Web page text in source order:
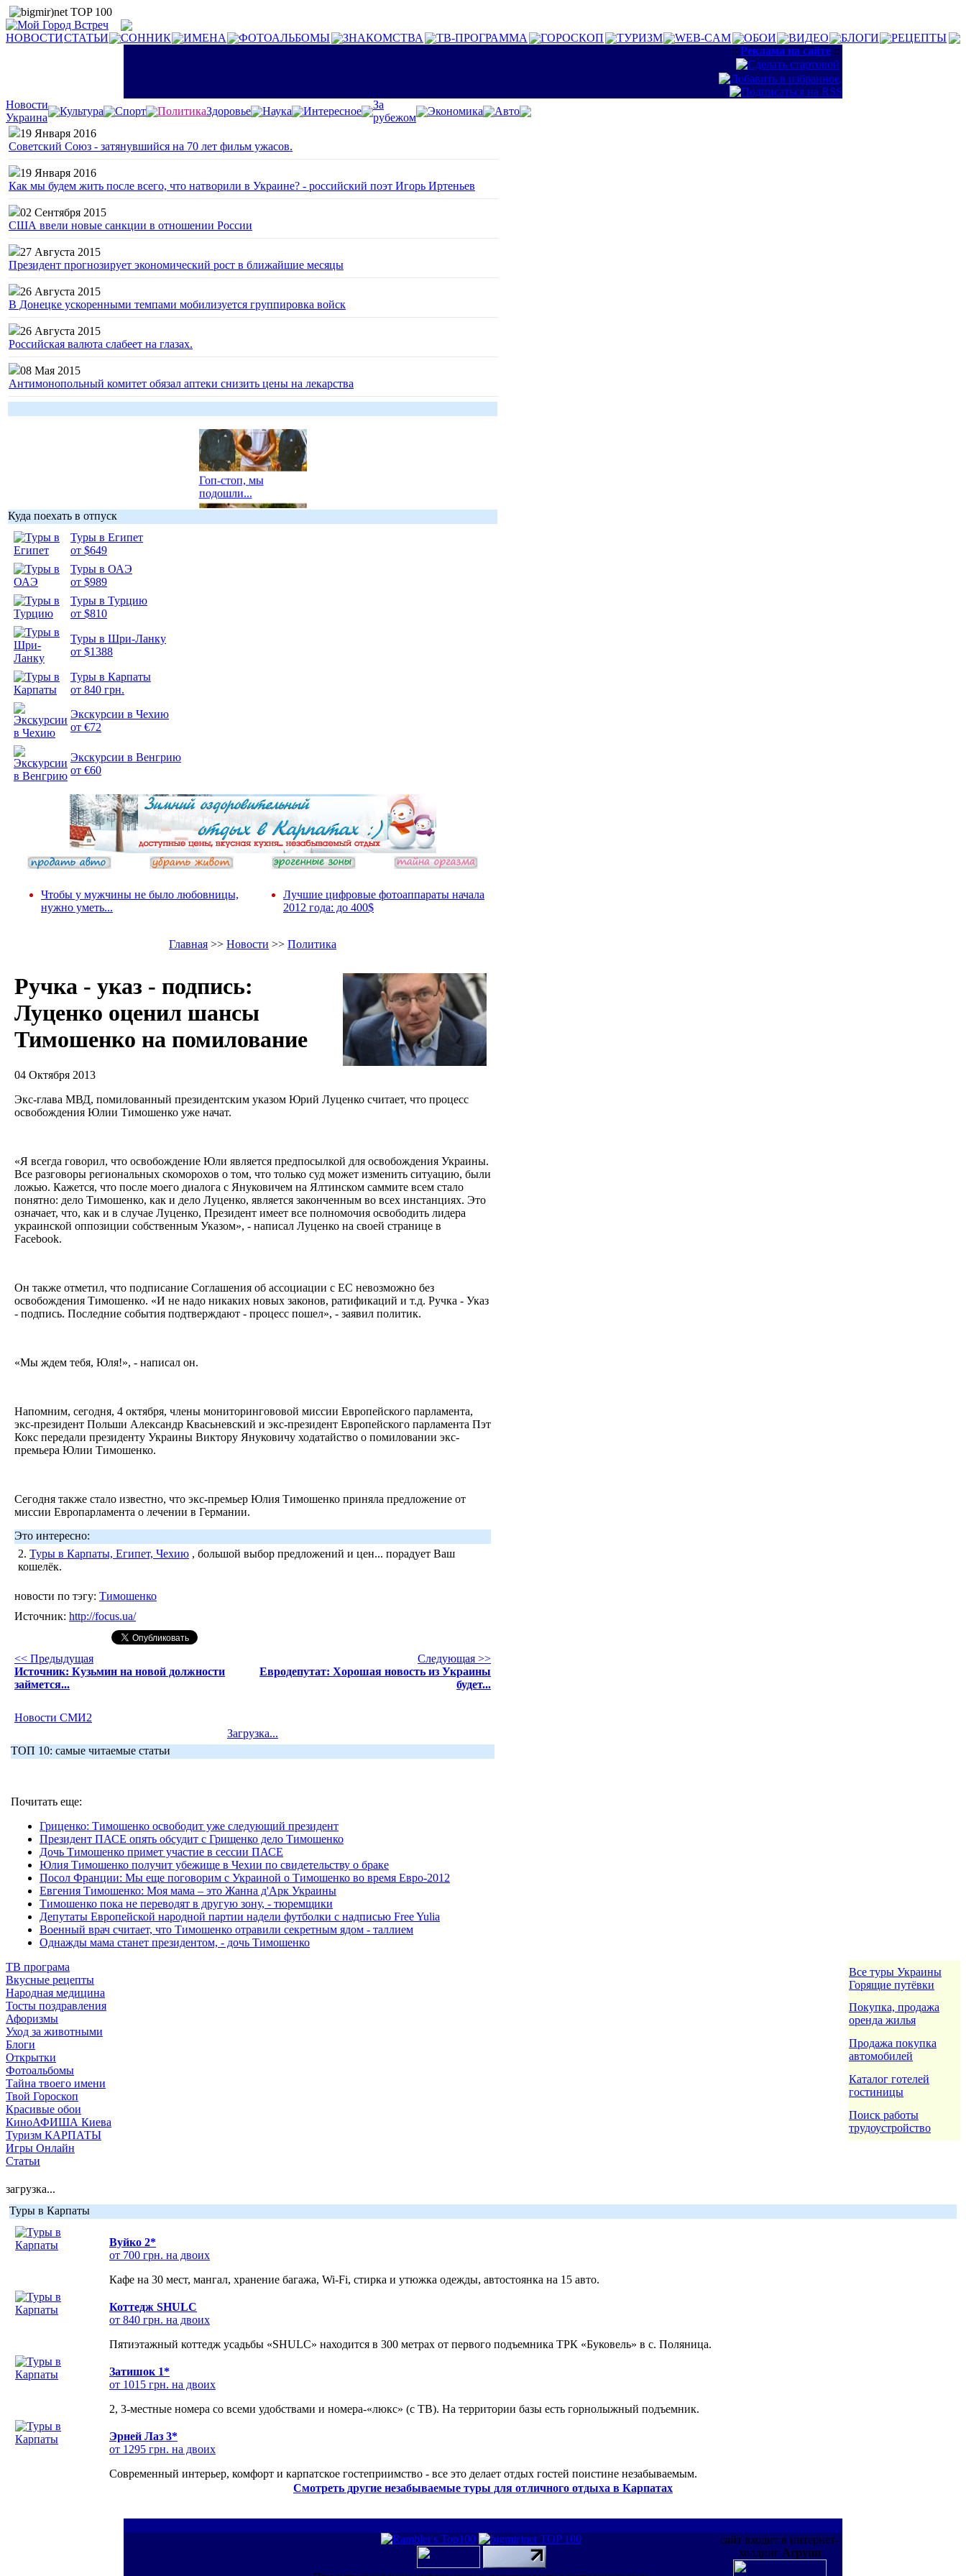
НОВОСТИСТАТЬИ СОННИК ИМЕНА ФОТОАЛЬБОМЫ ЗНАКОМСТВА ТВ-ПРОГРАММА ГОРОСКОП ТУРИЗМ WEB-CAM ОБОИ ВИДЕО БЛОГИ
РЕЦЕПТЫ
:: Реклама на сайте ::
Новости
Украина
Культура Спорт ПолитикаЗдоровье Наука Интересное
За
рубежом
Экономика
Авто
19 Января 2016
Советский Союз - затянувшийся на 70 лет фильм ужасов.
19 Января 2016
Как мы будем жить после всего, что натворили в Украине? - российский поэт Игорь Иртеньев
02 Сентября 2015
США ввели новые санкции в отношении России
27 Августа 2015
Президент прогнозирует экономический рост в ближайшие месяцы
26 Августа 2015
В Донецке ускоренными темпами мобилизуется группировка войск
26 Августа 2015
Российская валюта слабеет на глазах.
08 Мая 2015
Антимонопольный комитет обязал аптеки снизить цены на лекарства
Гоп-стоп, мы
подошли...
Куда поехать в отпуск
Туры в Египет
от $649
Туры в ОАЭ
от $989
Туры в Турцию
от $810
Туры в Шри-Ланку
от $1388
Туры в Карпаты
от 840 грн.
Экскурсии в Чехию
от €72
Экскурсии в Венгрию
от €60
Чтобы у мужчины не было любовницы,
нужно уметь...
Лучшие цифровые фотоаппараты начала
2012 года: до 400$
Главная >> Новости >> Политика
Ручка - указ - подпись:
Луценко оценил шансы
Тимошенко на помилование
04 Октября 2013
Экс-глава МВД, помилованный президентским указом Юрий Луценко считает, что процесс
освобождения Юлии Тимошенко уже начат.
«Я всегда говорил, что освобождение Юли является предпосылкой для освобождения Украины.
Все разговоры региональных скоморохов о том, что только суд может изменить ситуацию, были
ложью. Кажется, что после моего диалога с Януковичем на Ялтинском саммите всем стало
понятно: дело Тимошенко, как и дело Луценко, является законченным во всех инстанциях. Это
означает, что, как и в случае Луценко, Президент имеет все полномочия освободить лидера
украинской оппозиции собственным Указом», - написал Луценко на своей странице в
Facebook.
Он также отметил, что подписание Соглашения об ассоциации с ЕС невозможно без
освобождения Тимошенко. «И не надо никаких новых законов, ратификаций и т.д. Ручка - Указ
- подпись. Последние события подтверждают - процесс пошел», - заявил политик.
«Мы ждем тебя, Юля!», - написал он.
Напомним, сегодня, 4 октября, члены мониторингововой миссии Европейского парламента,
экс-президент Польши Александр Квасьневский и экс-президент Европейского парламента Пэт
Кокс передали президенту Украины Виктору Януковичу ходатайство о помиловании экс-
премьера Юлии Тимошенко.
Сегодня также стало известно, что экс-премьер Юлия Тимошенко приняла предложение от
миссии Европарламента о лечении в Германии.
Это интересно:
2. Туры в Карпаты, Египет, Чехию , большой выбор предложений и цен... порадует Ваш
кошелёк.
новости по тэгу: Тимошенко
Источник: http://focus.ua/
<< Предыдущая
Источник: Кузьмин на новой должности
займется...
Следующая >>
Евродепутат: Хорошая новость из Украины
будет...
Новости СМИ2
Загрузка...
ТОП 10: самые читаемые статьи
Почитать еще:
Гриценко: Тимошенко освободит уже следующий президент
Президент ПАСЕ опять обсудит с Грищенко дело Тимошенко
Дочь Тимошенко примет участие в сессии ПАСЕ
Юлия Тимошенко получит убежище в Чехии по свидетельству о браке
Посол Франции: Мы еще поговорим с Украиной о Тимошенко во время Евро-2012
Евгения Тимошенко: Моя мама – это Жанна д'Арк Украины
Тимошенко пока не переводят в другую зону, - тюремщики
Депутаты Европейской народной партии надели футболки с надписью Free Yulia
Военный врач считает, что Тимошенко отравили секретным ядом - таллием
Однажды мама станет президентом, - дочь Тимошенко
ТВ програма
Вкусные рецепты
Народная медицина
Тосты поздравления
Афоризмы
Уход за животными
Блоги
Открытки
Фотоальбомы
Тайна твоего имени
Твой Гороскоп
Красивые обои
КиноАФИША Киева
Туризм КАРПАТЫ
Игры Онлайн
Статьи
Все туры Украины
Горящие путёвки
Покупка, продажа
оренда жилья
Продажа покупка
автомобилей
Каталог готелей
гостиницы
Поиск работы
трудоустройство
загрузка...
Туры в Карпаты
Вуйко 2*
от 700 грн. на двоих
Кафе на 30 мест, мангал, хранение багажа, Wi-Fi, стирка и утюжка одежды, автостоянка на 15 авто.
Коттедж SHULC
от 840 грн. на двоих
Пятиэтажный коттедж усадьбы «SHULC» находится в 300 метрах от первого подъемника ТРК «Буковель» в с. Поляница.
Затишок 1*
от 1015 грн. на двоих
2, 3-местные номера со всеми удобствами и номера-«люкс» (с ТВ). На территории базы есть горнолыжный подъемник.
Эрней Лаз 3*
от 1295 грн. на двоих
Современный интерьер, комфорт и карпатское гостеприимство - все это делает отдых гостей поистине незабываемым.
Смотреть другие незабываемые туры для отличного отдыха в Карпатах
сайт входит в интернет-
холдинг Агрупп